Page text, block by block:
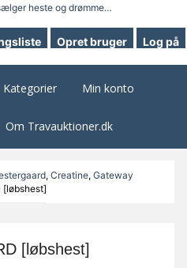
Opret bruger Log på
Kategorier Min konto
Om Travauktioner.dk
, Creatine, Gateway
[løbshest]
[løbshest]